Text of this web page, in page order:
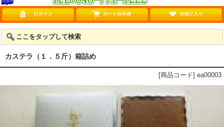
ここをタップして検索
カステラ（１．５斤）箱詰め
[商品コード] ea00003